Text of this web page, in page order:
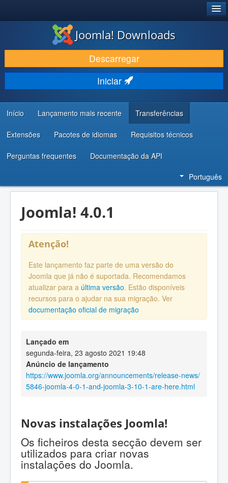
DESCARREGAR E EVOLUIR
DESCOBRIR E APRENDER
COMUNIDADE E SUPORTE
RECURSOS PARA PROGRAMADORES
Joomla! Downloads
Descarregar
Iniciar
Início Lançamento mais recente Transferências
Extensões Pacotes de idiomas Requisitos técnicos
Perguntas frequentes Documentação da API
Português
Joomla! 4.0.1
Atenção!
Este lançamento faz parte de uma versão do
Joomla que já não é suportada. Recomendamos
atualizar para a última versão. Estão disponíveis
recursos para o ajudar na sua migração. Ver
documentação oficial de migração
Lançado em
segunda-feira, 23 agosto 2021 19:48
Anúncio de lançamento
https://www.joomla.org/announcements/release-news/
5846-joomla-4-0-1-and-joomla-3-10-1-are-here.html
Novas instalações Joomla!
Os ficheiros desta secção devem ser
utilizados para criar novas
instalações do Joomla.